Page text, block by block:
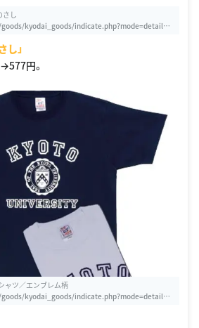
さし
kyodai_goods/indicate.php?mode=detail&i
し」
円。
シャツ／エンブレム柄
kyodai_goods/indicate.php?mode=detail&i